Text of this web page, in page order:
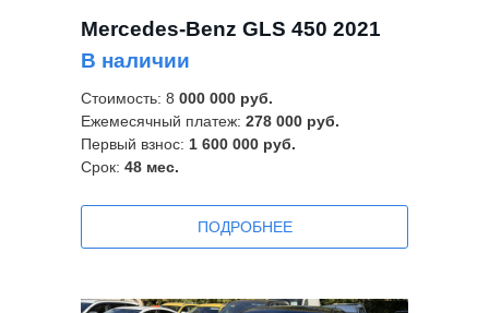
Стоимость: 8 000 000 руб.
Ежемесячный платеж: 278 000 руб.
Первый взнос: 1 600 000 руб.
Срок: 48 мес.
Mercedes-Benz GLS 450 2021
В наличии
ПОДРОБНЕЕ